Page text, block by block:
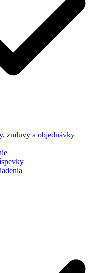
zmluvy a objednávky